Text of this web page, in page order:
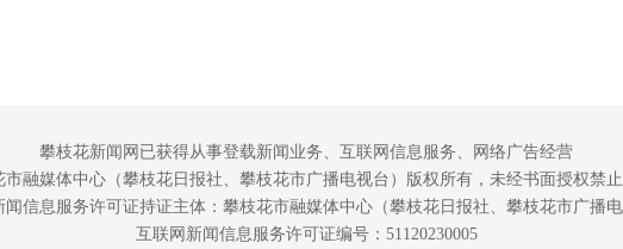
攀枝花新闻网已获得从事登载新闻业务、互联网信息服务、网络广告经营
市融媒体中心（攀枝花日报社、攀枝花市广播电视台）版权所有，未经书面授权禁
闻信息服务许可证持证主体：攀枝花市融媒体中心（攀枝花日报社、攀枝花市广播电
互联网新闻信息服务许可证编号：51120230005